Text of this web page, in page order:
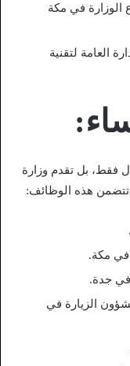
في مكة
العامة لتقنية
فقط، بل تقدم وزارة
هذه الوظائف:
في مكة.
في جدة.
الزيارة في